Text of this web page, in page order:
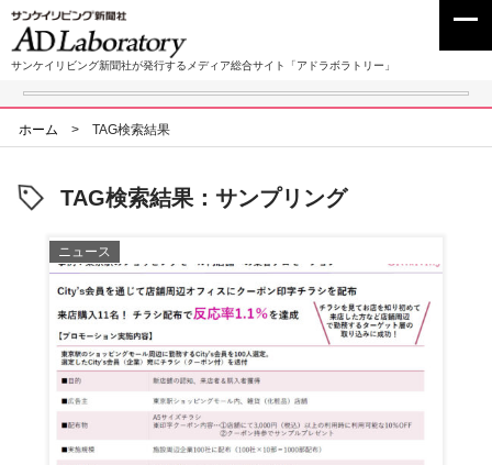
サンケイリビング新聞社が発行するメディア総合サイト「アドラボラトリー」
ホーム > TAG検索結果
TAG検索結果：サンプリング
ニュース